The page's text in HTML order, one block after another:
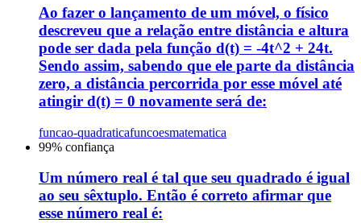
Ao fazer o lançamento de um móvel, o físico
descreveu que a relação entre distância e altura
pode ser dada pela função d(t) = -4t^2 + 24t.
Sendo assim, sabendo que ele parte da distância
zero, a distância percorrida por esse móvel até
atingir d(t) = 0 novamente será de:
funcao-quadraticafuncoesmatematica
99% confiança
Um número real é tal que seu quadrado é igual
ao seu sêxtuplo. Então é correto afirmar que
esse número real é: